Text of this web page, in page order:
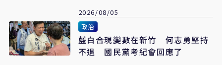
2026/08/05
政治
藍白合現變數在新竹 何志勇堅持
不退 國民黨考紀會回應了